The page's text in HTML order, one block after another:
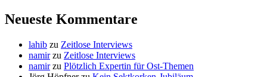
Neueste Kommentare
lahib zu Zeitlose Interviews
namirzu Zeitlose Interviews
namirzu Plötzlich Expertin für Ost-Themen